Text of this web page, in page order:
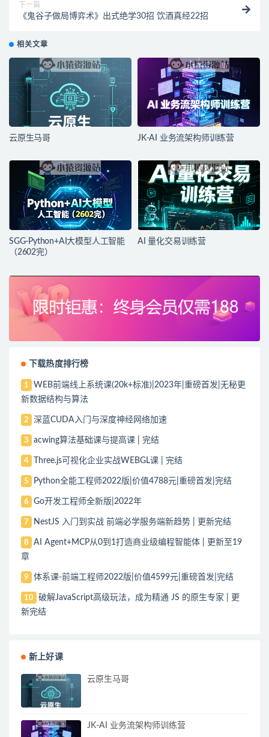
下一篇
《鬼谷子做局博弈术》出式绝学30招 饮酒真经22招
相关文章
云原生马哥 JK-AI 业务流架构师训练营
SGG-Python+AI大模型人工智能
（2602完）
AI 量化交易训练营
下载热度排行榜
1
WEB前端线上系统课(20k+标准)|2023年|重磅首发|无秘更
新数据结构与算法
2 深蓝CUDA入门与深度神经网络加速
3 acwing算法基础课与提高课 | 完结
4 Three.js可视化企业实战WEBGL课 | 完结
5 Python全能工程师2022版|价值4788元|重磅首发|完结
6 Go开发工程师全新版|2022年
7 NestJS 入门到实战 前端必学服务端新趋势 | 更新完结
8
AI Agent+MCP从0到1打造商业级编程智能体 | 更新至19
章
9 体系课-前端工程师2022版|价值4599元|重磅首发|完结
10
破解JavaScript高级玩法，成为精通 JS 的原生专家 | 更
新完结
新上好课
云原生马哥
JK-AI 业务流架构师训练营